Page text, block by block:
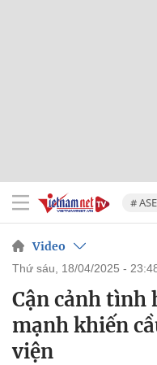
#
Video
thứ sáu, 18/04/2025 -
Cận cảnh tình
mạnh khiến
viện